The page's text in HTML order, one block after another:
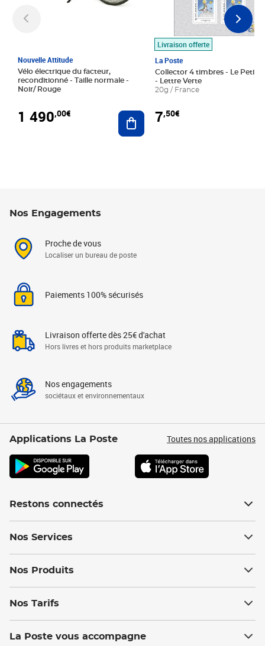
Nouvelle Attitude
Vélo électrique du facteur,
reconditionné - Taille normale -
Noir/ Rouge
1 490,00€ Ajouter au panier
Livraison offerte
La Poste
Collector 4 timbres - Le Petit
- Lettre Verte
20g / France
7,50€
Nos Engagements
Proche de vous
Localiser un bureau de poste
Paiements 100% sécurisés
Livraison offerte dès 25€ d'achat
Hors livres et hors produits marketplace
Nos engagements
sociétaux et environnementaux
Applications La Poste Toutes nos applications
Restons connectés
Nos Services
Nos Produits
Nos Tarifs
La Poste vous accompagne